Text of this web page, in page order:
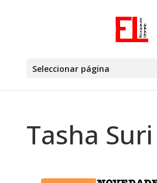
Seleccionar página
Tasha Suri